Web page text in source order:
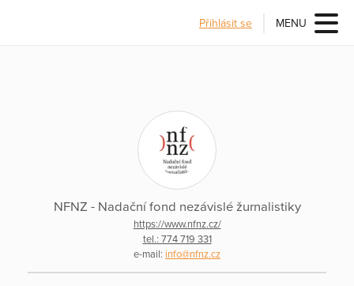
Přihlásit se MENU
NFNZ - Nadační fond nezávislé žurnalistiky
https://www.nfnz.cz/
tel.: 774 719 331
e-mail: info@nfnz.cz